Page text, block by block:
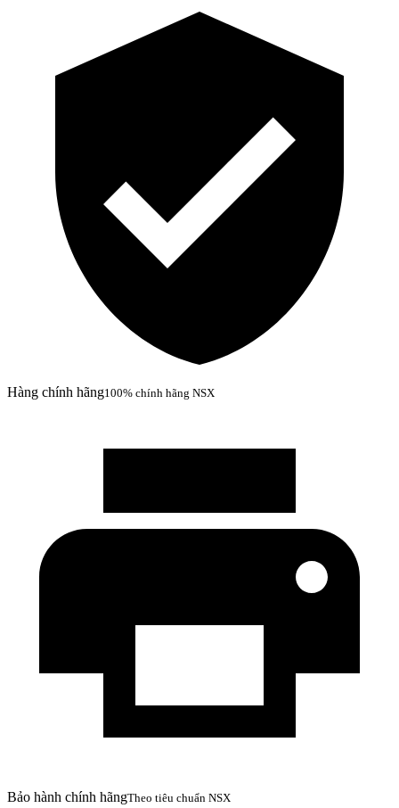
Hàng chính hãng100% chính hãng NSX
Bảo hành chính hãngTheo tiêu chuẩn NSX